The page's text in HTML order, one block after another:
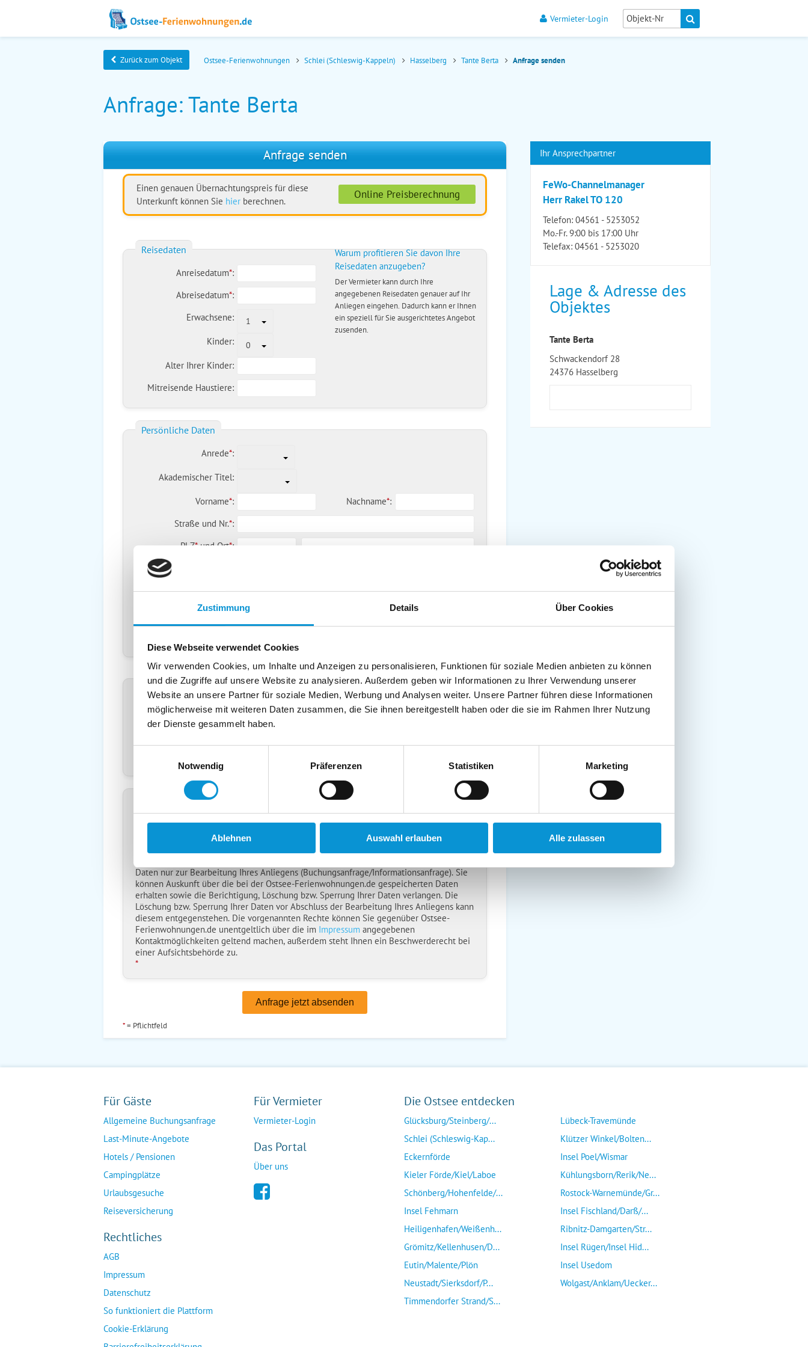
Zustimmung Details Über Cookies
Diese Webseite verwendet Cookies
Wir verwenden Cookies, um Inhalte und Anzeigen zu personalisieren, Funktionen für soziale Medien anbieten zu können
und die Zugriffe auf unsere Website zu analysieren. Außerdem geben wir Informationen zu Ihrer Verwendung unserer
Website an unsere Partner für soziale Medien, Werbung und Analysen weiter. Unsere Partner führen diese Informationen
möglicherweise mit weiteren Daten zusammen, die Sie ihnen bereitgestellt haben oder die sie im Rahmen Ihrer Nutzung
der Dienste gesammelt haben.
Notwendig
Präferenzen Statistiken Marketing
Ablehnen Auswahl erlauben Alle zulassen
Vermieter-Login
Zurück zum Objekt Ostsee-Ferienwohnungen Schlei (Schleswig-Kappeln) Hasselberg Tante Berta Anfrage senden
Anfrage: Tante Berta
Anfrage senden
Einen genauen Übernachtungspreis für diese
Unterkunft können Sie hier berechnen.
Online Preisberechnung
Reisedaten
Anreisedatum*:
Abreisedatum*:
Erwachsene:
1
Kinder: 0
Alter Ihrer Kinder:
Mitreisende Haustiere:
Warum profitieren Sie davon Ihre
Reisedaten anzugeben?
Der Vermieter kann durch Ihre
angegebenen Reisedaten genauer auf Ihr
Anliegen eingehen. Dadurch kann er Ihnen
ein speziell für Sie ausgerichtetes Angebot
zusenden.
Persönliche Daten
Anrede*:
Akademischer Titel:
Vorname*: Nachname*:
Straße und Nr.*:
PLZ* undOrt*:
Telefon*:
Telefax:
Mobil:
Freier Kommentar an Vermieter
Kopie der Nachricht per Mail zusenden
Reiseversicherungs­informationen anfordern
Datenschutzhinweise
gelesen und bin damit einverstanden.
Daten nur zur Bearbeitung Ihres Anliegens (Buchungsanfrage/Informationsanfrage). Sie
können Auskunft über die bei der Ostsee-Ferienwohnungen.de gespeicherten Daten
erhalten sowie die Berichtigung, Löschung bzw. Sperrung Ihrer Daten verlangen. Die
Löschung bzw. Sperrung Ihrer Daten vor Abschluss der Bearbeitung Ihres Anliegens kann
diesem entgegenstehen. Die vorgenannten Rechte können Sie gegenüber Ostsee-
Ferienwohnungen.de unentgeltlich über die im Impressum angegebenen
Kontaktmöglichkeiten geltend machen, außerdem steht Ihnen ein Beschwerderecht bei
einer Aufsichtsbehörde zu.
*
*= Pflichtfeld
Ihr Ansprechpartner
FeWo-Channelmanager
Herr Rakel TO 120
Telefon: 04561 - 5253052
Mo.-Fr. 9:00 bis 17:00 Uhr
Telefax: 04561 - 5253020
Lage & Adresse des
Objektes
Tante Berta
Schwackendorf 28
24376 Hasselberg
Für Gäste
Allgemeine Buchungsanfrage
Last-Minute-Angebote
Hotels / Pensionen
Campingplätze
Urlaubsgesuche
Reiseversicherung
Rechtliches
AGB
Impressum
Datenschutz
So funktioniert die Plattform
Cookie-Erklärung
Für Vermieter
Vermieter-Login
Das Portal
Über uns
Die Ostsee entdecken
Glücksburg/Steinberg/...
Schlei (Schleswig-Kap...
Eckernförde
Kieler Förde/Kiel/Laboe
Schönberg/Hohenfelde/...
Insel Fehmarn
Heiligenhafen/Weißenh...
Grömitz/Kellenhusen/D...
Eutin/Malente/Plön
Neustadt/Sierksdorf/P...
Timmendorfer Strand/S...
Lübeck-Travemünde
Klützer Winkel/Bolten...
Insel Poel/Wismar
Kühlungsborn/Rerik/Ne...
Rostock-Warnemünde/Gr...
Insel Fischland/Darß/...
Ribnitz-Damgarten/Str...
Insel Rügen/Insel Hid...
Insel Usedom
Wolgast/Anklam/Uecker...